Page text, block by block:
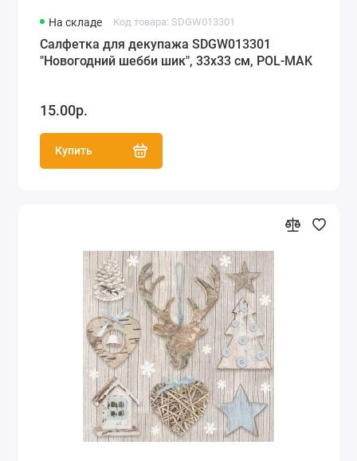
На складе Код товара: SDGW013301
Салфетка для декупажа SDGW013301
"Новогодний шебби шик", 33х33 см, POL-MAK
15.00р.
Купить